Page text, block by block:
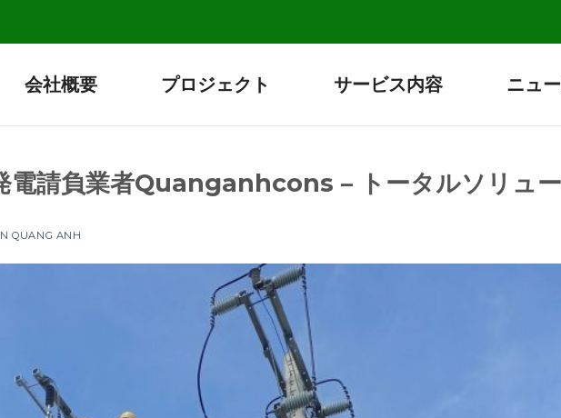
会社概要 プロジェクト サービス内容 ニュ
電請負業者Quanganhcons – トータルソリュ
QUANG ANH